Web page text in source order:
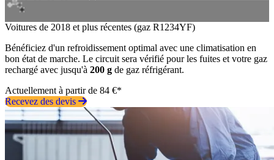
Voitures de 2018 et plus récentes (gaz R1234YF)
Bénéficiez d'un refroidissement optimal avec une climatisation en
bon état de marche. Le circuit sera vérifié pour les fuites et votre gaz
rechargé avec jusqu'à 200 g de gaz réfrigérant.
Actuellement à partir de 84 €*
Recevez des devis